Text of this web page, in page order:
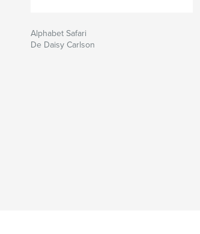
Alphabet Safari
De Daisy Carlson